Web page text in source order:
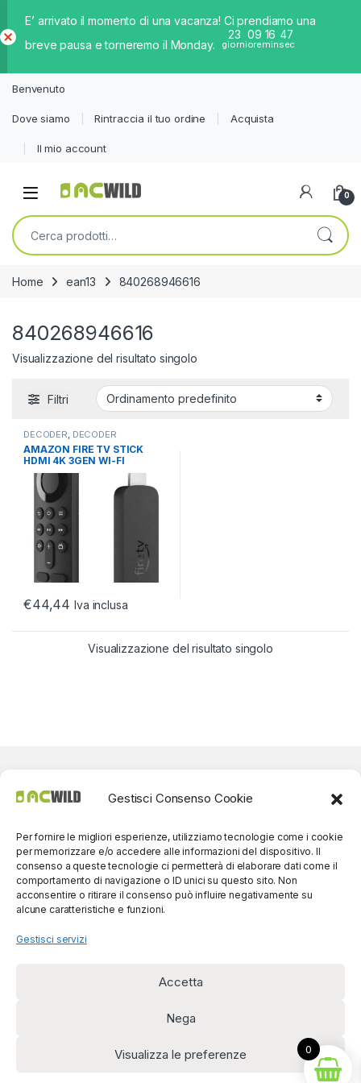
Gestisci Consenso Cookie
Per fornire le migliori esperienze, utilizziamo tecnologie come i cookie
per memorizzare e/o accedere alle informazioni del dispositivo. Il
consenso a queste tecnologie ci permetterà di elaborare dati come il
comportamento di navigazione o ID unici su questo sito. Non
acconsentire o ritirare il consenso può influire negativamente su
alcune caratteristiche e funzioni.
Gestisci servizi
Accetta
Nega
Visualizza le preferenze
E’ arrivato il momento di una vacanza! Ci prendiamo una
breve pausa e torneremo il Monday.
23
giorni
09
ore
16
min
47
sec
iud
Benvenuto
Dove siamo Rintraccia il tuo ordine Acquista
Il mio account
0
Cerca:
Home ean13 840268946616
840268946616
Visualizzazione del risultato singolo
Filtri
DECODER, DECODER
TERRESTRE,TV E PROIETTORI
AMAZON FIRE TV STICK
HDMI 4K 3GEN WI-FI
€44,44 Iva inclusa
Visualizzazione del risultato singolo
disponibili!
(0039) 091
5607514
0